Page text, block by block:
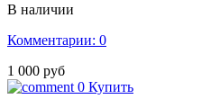
В наличии
Комментарии: 0
1 000 руб
0 Купить